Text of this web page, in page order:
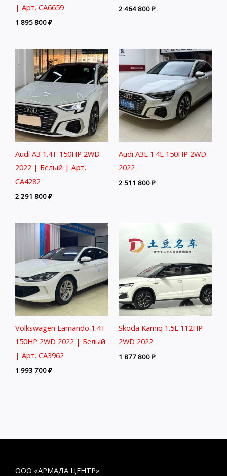
| Арт. CA6659
1 895 800₽
2 464 800₽
Audi A3 1.4T 150HP 2WD
2022 | Белый | Арт.
CA4282
2 291 800₽
Audi A3L 1.4L 150HP 2WD
2022
2 511 800₽
Volkswagen Lamando 1.4T
150HP 2WD 2022 | Белый
| Арт. CA3962
1 993 700₽
Skoda Kamiq 1.5L 112HP
2WD 2022
1 877 800₽
ООО «АРМАДА ЦЕНТР»